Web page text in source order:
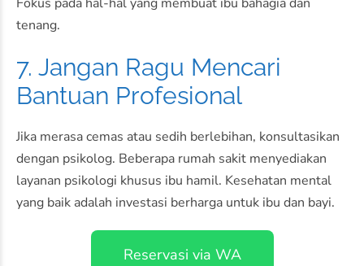
tenang.
7. Jangan Ragu Mencari
Bantuan Profesional
Jika merasa cemas atau sedih berlebihan, konsultasikan
dengan psikolog. Beberapa rumah sakit menyediakan
layanan psikologi khusus ibu hamil. Kesehatan mental
yang baik adalah investasi berharga untuk ibu dan bayi.
Reservasi via WA